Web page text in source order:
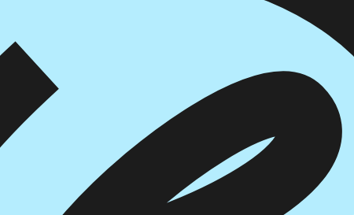
דיגיטלי
32
₪39
במבצע עד: